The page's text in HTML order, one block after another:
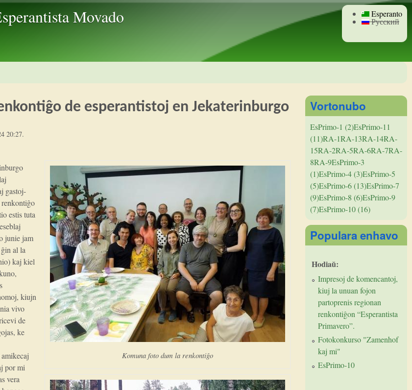
Movado Esperanto
Русский
de esperantistoj en Jekaterinburgo
20:27.
Komuna foto dum la renkontiĝo
gastoj-
estis tuta
junie jam
al la
kaj kiel
kiujn
vivo
de
ke
por mi
vera
Vortonubo
EsPrimo-1 (2)EsPrimo-11
(11)RA-1RA-13RA-14RA-
15RA-2RA-5RA-6RA-7RA-
8RA-9EsPrimo-3
(1)EsPrimo-4 (3)EsPrimo-5
(5)EsPrimo-6 (13)EsPrimo-7
(9)EsPrimo-8 (6)EsPrimo-9
(7)EsPrimo-10 (16)
Populara enhavo
Hodiaŭ:
Impresoj de komencantoj,
kiuj la unuan fojon
partoprenis regionan
renkontiĝon “Esperantista
Primavero”.
Fotokonkurso "Zamenhof
kaj mi"
EsPrimo-10